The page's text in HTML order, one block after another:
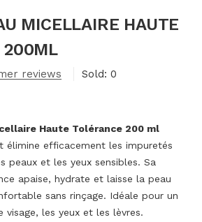
MICELLAIRE HAUTE
200ML
reviews Sold: 0
Haute Tolérance 200 ml
élimine efficacement les impuretés
peaux et les yeux sensibles. Sa
apaise, hydrate et laisse la peau
sans rinçage. Idéale pour un
visage, les yeux et les lèvres.